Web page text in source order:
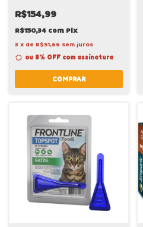
R$154,99
R$150,34 com Pix
3 x de R$51,66 sem juros
ou 8% OFF com assinatura
COMPRAR